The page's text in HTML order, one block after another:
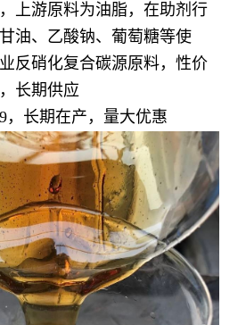
上游原料为油脂，在助剂行
油、乙酸钠、葡萄糖等使
反硝化复合碳源原料，性价
长期供应
，长期在产，量大优惠